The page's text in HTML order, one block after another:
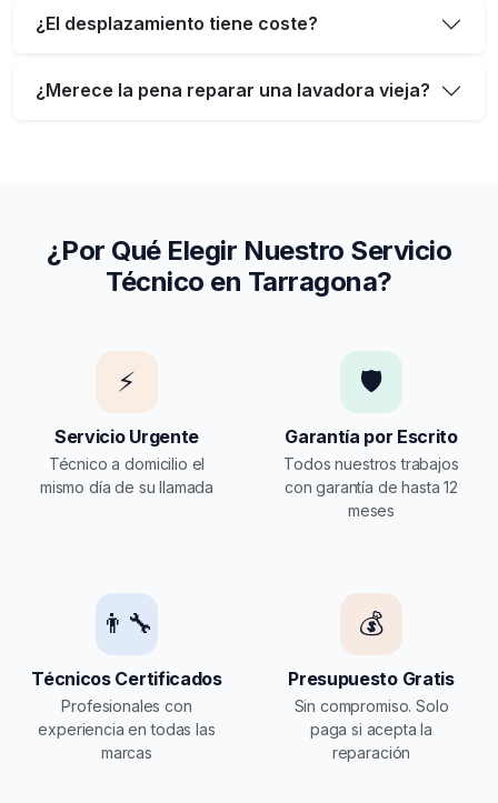
¿El desplazamiento tiene coste?
¿Merece la pena reparar una lavadora vieja?
¿Por Qué Elegir Nuestro Servicio
Técnico en Tarragona?
⚡
Servicio Urgente
Técnico a domicilio el
mismo día de su llamada
🛡️
Garantía por Escrito
Todos nuestros trabajos
con garantía de hasta 12
meses
👨‍🔧
Técnicos Certificados
Profesionales con
experiencia en todas las
marcas
💰
Presupuesto Gratis
Sin compromiso. Solo
paga si acepta la
reparación